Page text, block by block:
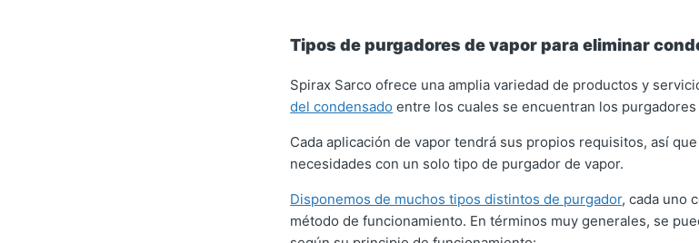
Tipos de purgadores de vapor para eliminar
Spirax Sarco ofrece una amplia variedad de productos y
del condensado entre los cuales se encuentran los purgadores
Cada aplicación de vapor tendrá sus propios requisitos, así
necesidades con un solo tipo de purgador de vapor.
Disponemos de muchos tipos distintos de purgador, cada uno
método de funcionamiento. En términos muy generales, se